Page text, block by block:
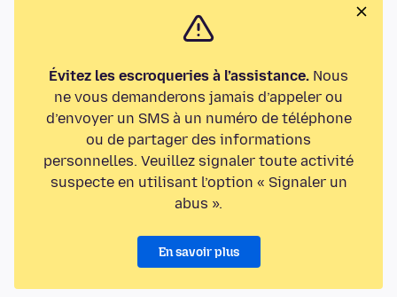
Évitez les escroqueries à l’assistance. Nous
ne vous demanderons jamais d’appeler ou
d’envoyer un SMS à un numéro de téléphone
ou de partager des informations
personnelles. Veuillez signaler toute activité
suspecte en utilisant l’option « Signaler un
abus ».
En savoir plus